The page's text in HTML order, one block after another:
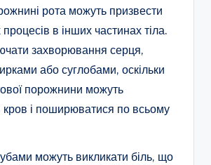
рота можуть призвести
в інших частинах тіла.
захворювання серця,
або суглобами, оскільки
порожнини можуть
кров і поширюватися по всьому
можуть викликати біль, що